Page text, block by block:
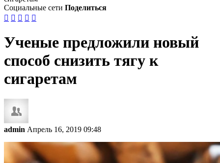
Социальные сети Поделиться
    
Ученые предложили новый
способ снизить тягу к
сигаретам
admin Апрель 16, 2019 09:48